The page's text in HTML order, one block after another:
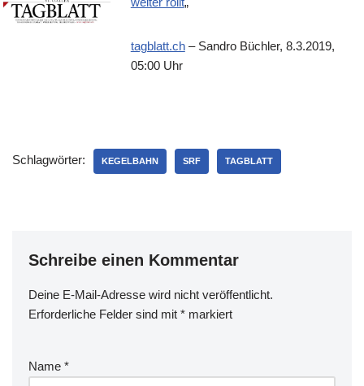
tagblatt.ch– Sandro Büchler, 8.3.2019,
05:00 Uhr
Schlagwörter: KEGELBAHN SRF TAGBLATT
Schreibe einen Kommentar
Deine E-Mail-Adresse wird nicht veröffentlicht.
Erforderliche Felder sind mit * markiert
Name *